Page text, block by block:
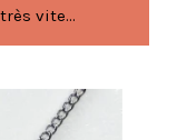
vite...